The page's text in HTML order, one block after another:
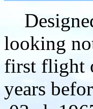
looking
first flight
years